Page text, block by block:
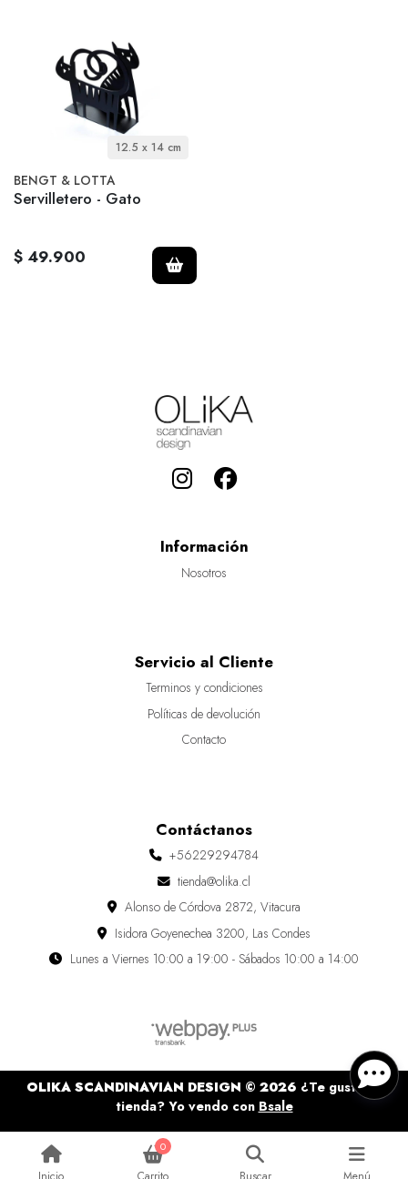
12.5 x 14 cm
BENGT & LOTTA
Servilletero - Gato
$ 49.900
Información
Nosotros
Servicio al Cliente
Terminos y condiciones
Políticas de devolución
Contacto
Contáctanos
+56229294784
tienda@olika.cl
Alonso de Córdova 2872, Vitacura
Isidora Goyenechea 3200, Las Condes
Lunes a Viernes 10:00 a 19:00 - Sábados 10:00 a 14:00
OLIKA SCANDINAVIAN DESIGN © 2026 ¿Te gusta mi
tienda? Yo vendo con Bsale
0